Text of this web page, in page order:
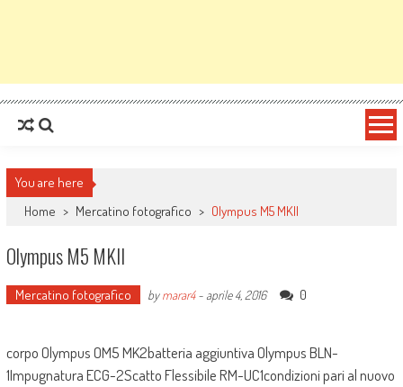
You are here
Home > Mercatino fotografico > Olympus M5 MKII
Olympus M5 MKII
Mercatino fotografico bymarar4- aprile 4, 2016 0
corpo Olympus OM5 MK2batteria aggiuntiva Olympus BLN-
1Impugnatura ECG-2Scatto Flessibile RM-UC1condizioni pari al nuovo